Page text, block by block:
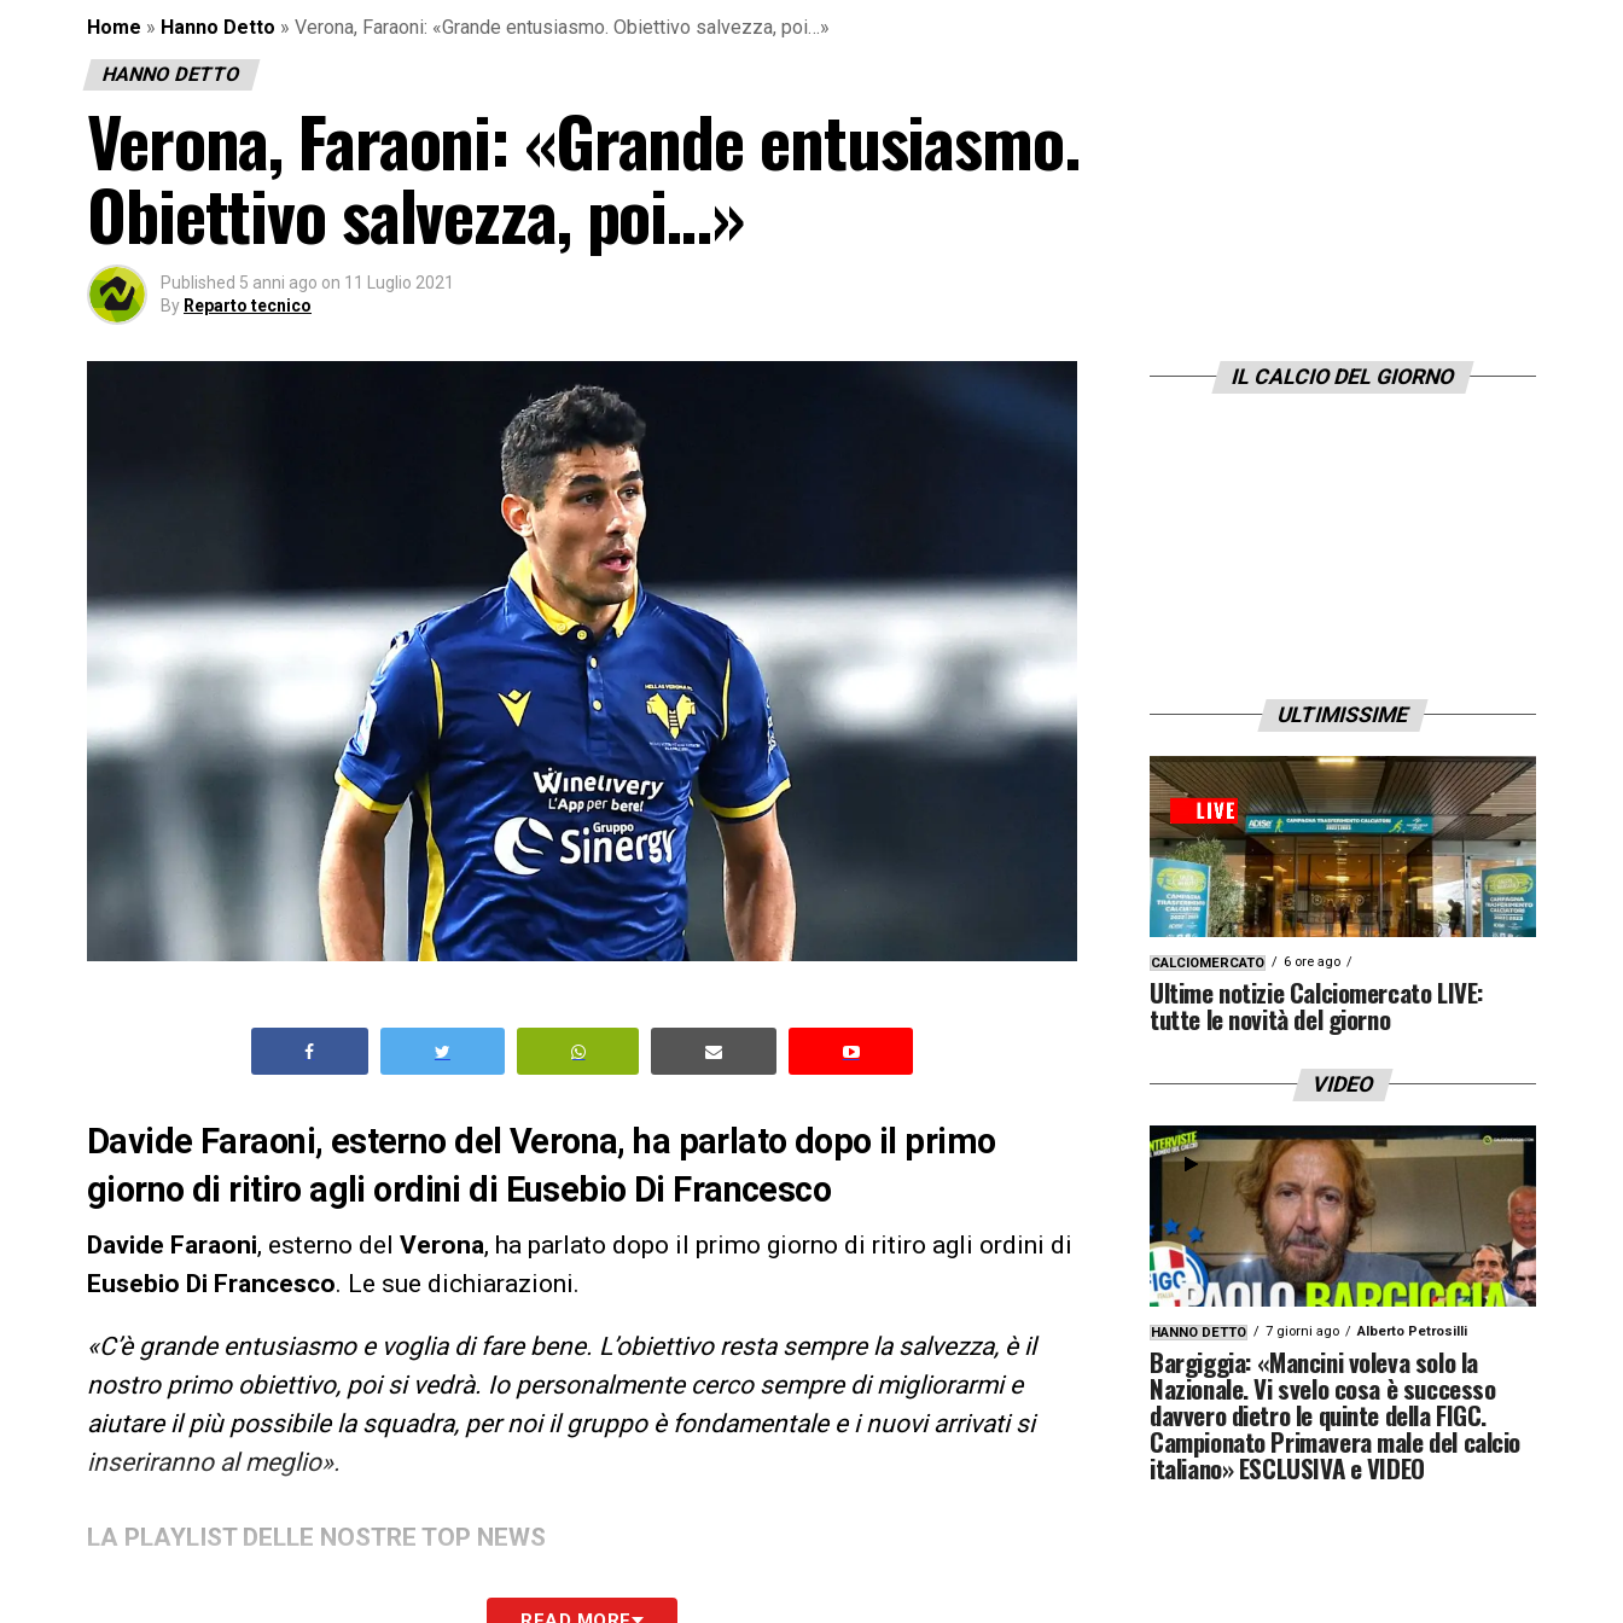
Home » Hanno Detto » Verona, Faraoni: «Grande entusiasmo. Obiettivo salvezza, poi…»
HANNO DETTO
Verona, Faraoni: «Grande entusiasmo.
Obiettivo salvezza, poi…»
Published 5 anni ago on 11 Luglio 2021
By Reparto tecnico
Davide Faraoni, esterno del Verona, ha parlato dopo il primo
giorno di ritiro agli ordini di Eusebio Di Francesco
Davide Faraoni, esterno del Verona, ha parlato dopo il primo giorno di ritiro agli ordini di
Eusebio Di Francesco. Le sue dichiarazioni.
«C’è grande entusiasmo e voglia di fare bene. L’obiettivo resta sempre la salvezza, è il
nostro primo obiettivo, poi si vedrà. Io personalmente cerco sempre di migliorarmi e
aiutare il più possibile la squadra, per noi il gruppo è fondamentale e i nuovi arrivati si
inseriranno al meglio».
LA PLAYLIST DELLE NOSTRE TOP NEWS
IL CALCIO DEL GIORNO
ULTIMISSIME
CALCIOMERCATO 6 ore ago
Ultime notizie Calciomercato LIVE:
tutte le novità del giorno
VIDEO
HANNO DETTO 7 giorni ago Alberto Petrosilli
Bargiggia: «Mancini voleva solo la
Nazionale. Vi svelo cosa è successo
davvero dietro le quinte della FIGC.
Campionato Primavera male del calcio
italiano» ESCLUSIVA e VIDEO